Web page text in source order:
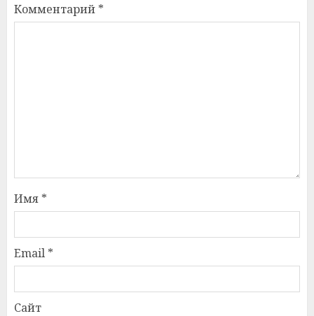
Комментарий *
Имя *
Email *
Сайт